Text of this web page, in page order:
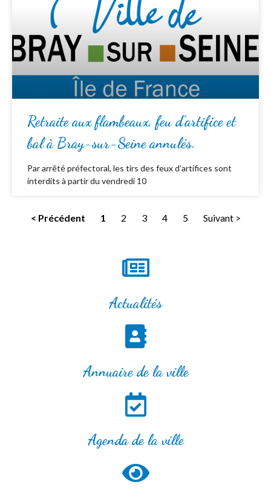
Retraite aux flambeaux, feu d’artifice et
bal à Bray-sur-Seine annulés.
Par arrêté préfectoral, les tirs des feux d’artifices sont
interdits à partir du vendredi 10
< Précédent 1 2 3 4 5 Suivant >
Actualités
Annuaire de la ville
Agenda de la ville